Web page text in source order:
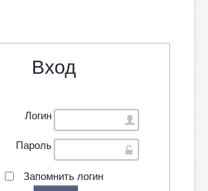
Вход
Логин
Пароль
Запомнить логин